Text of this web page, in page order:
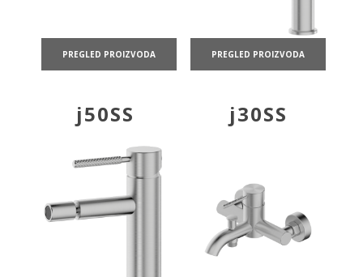
PREGLED PROIZVODA PREGLED PROIZVODA
j50SS j30SS